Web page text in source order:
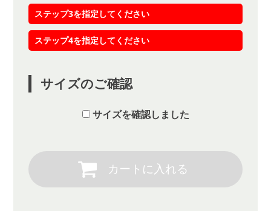
ステップ3を指定してください
ステップ4を指定してください
サイズのご確認
サイズを確認しました